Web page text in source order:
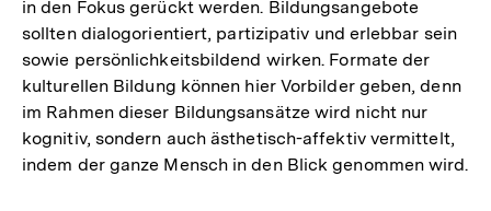
in den Fokus gerückt werden. Bildungsangebote
sollten dialogorientiert, partizipativ und erlebbar sein
sowie persönlichkeitsbildend wirken. Formate der
kulturellen Bildung können hier Vorbilder geben, denn
im Rahmen dieser Bildungsansätze wird nicht nur
kognitiv, sondern auch ästhetisch-affektiv vermittelt,
indem der ganze Mensch in den Blick genommen wird.